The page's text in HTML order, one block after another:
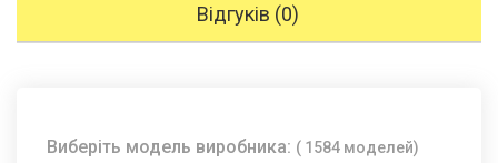
Відгуків (0)
Виберіть модель виробника: ( 1584 моделей)